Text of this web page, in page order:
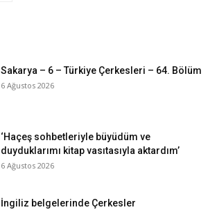
Sakarya – 6 – Türkiye Çerkesleri – 64. Bölüm
6 Ağustos 2026
‘Haçeş sohbetleriyle büyüdüm ve
duyduklarımı kitap vasıtasıyla aktardım’
6 Ağustos 2026
İngiliz belgelerinde Çerkesler